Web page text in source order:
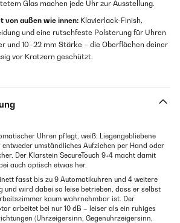
Glas machen jede Uhr zur Ausstellung.
von außen wie innen: Klavierlack-Finish,
und eine rutschfeste Polsterung für Uhren
und 10–22 mm Stärke – die Oberflächen deiner
vor Kratzern geschützt.
Uhren pflegt, weiß: Liegengebliebene
entweder umständliches Aufziehen per Hand oder
Der Klarstein SecureTouch 9+4 macht damit
auch optisch etwas her.
fasst bis zu 9 Automatikuhren und 4 weitere
und wird dabei so leise betrieben, dass er selbst
kaum wahrnehmbar ist. Der
arbeitet bei nur 10 dB – leiser als ein ruhiges
(Uhrzeigersinn, Gegenuhrzeigersinn,